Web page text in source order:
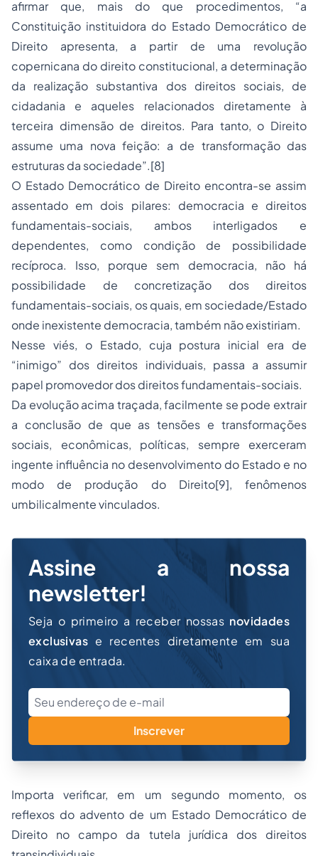
afirmar que, mais do que procedimentos, “a
Constituição instituidora do Estado Democrático de
Direito apresenta, a partir de uma revolução
copernicana do direito constitucional, a determinação
da realização substantiva dos direitos sociais, de
cidadania e aqueles relacionados diretamente à
terceira dimensão de direitos. Para tanto, o Direito
assume uma nova feição: a de transformação das
estruturas da sociedade”.[8]
O Estado Democrático de Direito encontra-se assim
assentado em dois pilares: democracia e direitos
fundamentais-sociais, ambos interligados e
dependentes, como condição de possibilidade
recíproca. Isso, porque sem democracia, não há
possibilidade de concretização dos direitos
fundamentais-sociais, os quais, em sociedade/Estado
onde inexistente democracia, também não existiriam.
Nesse viés, o Estado, cuja postura inicial era de
“inimigo” dos direitos individuais, passa a assumir
papel promovedor dos direitos fundamentais-sociais.
Da evolução acima traçada, facilmente se pode extrair
a conclusão de que as tensões e transformações
sociais, econômicas, políticas, sempre exerceram
ingente influência no desenvolvimento do Estado e no
modo de produção do Direito[9], fenômenos
umbilicalmente vinculados.
Assine a nossa
newsletter!
Seja o primeiro a receber nossas novidades
exclusivas e recentes diretamente em sua
caixa de entrada.
Inscrever
Importa verificar, em um segundo momento, os
reflexos do advento de um Estado Democrático de
Direito no campo da tutela jurídica dos direitos